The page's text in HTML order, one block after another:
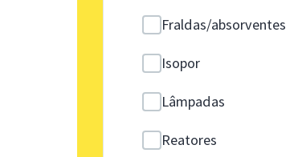
Fraldas/absorventes
Isopor
Lâmpadas
Reatores